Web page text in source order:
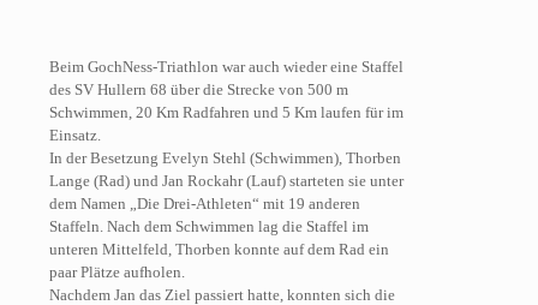
Beim GochNess-Triathlon war auch wieder eine Staffel
des SV Hullern 68 über die Strecke von 500 m
Schwimmen, 20 Km Radfahren und 5 Km laufen für im
Einsatz.
In der Besetzung Evelyn Stehl (Schwimmen), Thorben
Lange (Rad) und Jan Rockahr (Lauf) starteten sie unter
dem Namen „Die Drei-Athleten“ mit 19 anderen
Staffeln. Nach dem Schwimmen lag die Staffel im
unteren Mittelfeld, Thorben konnte auf dem Rad ein
paar Plätze aufholen.
Nachdem Jan das Ziel passiert hatte, konnten sich die